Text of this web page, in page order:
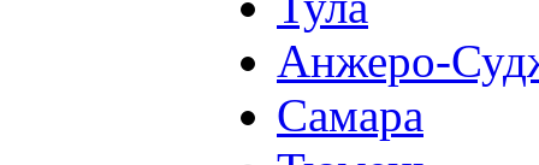
Анжеро-
Самара